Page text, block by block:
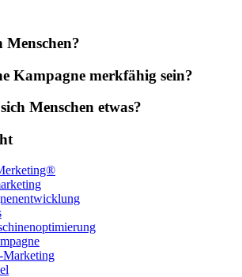
Menschen?
Kampagne merkfähig sein?
Menschen etwas?